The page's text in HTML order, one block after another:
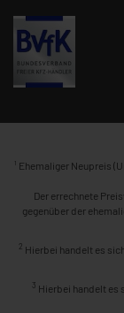
1 Ehemaliger Neupreis
Der errechnete
gegenüber der
2 Hierbei handelt es
3 Hierbei handelt es